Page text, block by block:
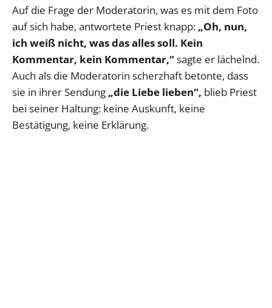
Auf die Frage der Moderatorin, was es mit dem Foto
auf sich habe, antwortete Priest knapp: „Oh, nun,
ich weiß nicht, was das alles soll. Kein
Kommentar, kein Kommentar,“sagte er lächelnd.
Auch als die Moderatorin scherzhaft betonte, dass
sie in ihrer Sendung „die Liebe lieben“, blieb Priest
bei seiner Haltung: keine Auskunft, keine
Bestätigung, keine Erklärung.